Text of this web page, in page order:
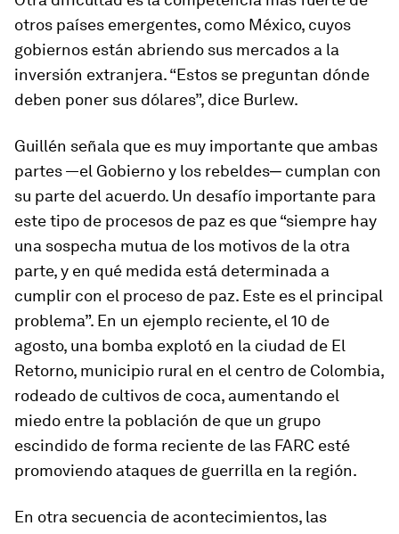
otros países emergentes, como México, cuyos
gobiernos están abriendo sus mercados a la
inversión extranjera. “Estos se preguntan dónde
deben poner sus dólares”, dice Burlew.
Guillén señala que es muy importante que ambas
partes —el Gobierno y los rebeldes─ cumplan con
su parte del acuerdo. Un desafío importante para
este tipo de procesos de paz es que “siempre hay
una sospecha mutua de los motivos de la otra
parte, y en qué medida está determinada a
cumplir con el proceso de paz. Este es el principal
problema”. En un ejemplo reciente, el 10 de
agosto, una bomba explotó en la ciudad de El
Retorno, municipio rural en el centro de Colombia,
rodeado de cultivos de coca, aumentando el
miedo entre la población de que un grupo
escindido de forma reciente de las FARC esté
promoviendo ataques de guerrilla en la región.
En otra secuencia de acontecimientos, las